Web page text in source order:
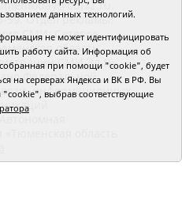
59. Отдел рекламы:
СМИ: Сетевое
область
СМИ Эл №
Федеральной
информационных
область
данных технологий.
не может идентифицировать
работу сайта. Информация об
при помощи "cookie", будет
на серверах Яндекса и ВК в РФ. Вы
"cookie", выбрав соответствующие